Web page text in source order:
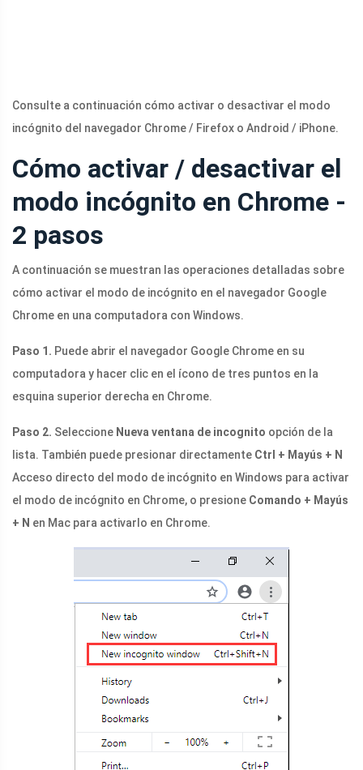
Consulte a continuación cómo activar o desactivar el modo
incógnito del navegador Chrome / Firefox o Android / iPhone.
Cómo activar / desactivar el
modo incógnito en Chrome -
2 pasos
A continuación se muestran las operaciones detalladas sobre
cómo activar el modo de incógnito en el navegador Google
Chrome en una computadora con Windows.
Paso 1. Puede abrir el navegador Google Chrome en su
computadora y hacer clic en el ícono de tres puntos en la
esquina superior derecha en Chrome.
Paso 2. Seleccione Nueva ventana de incognito opción de la
lista. También puede presionar directamente Ctrl + Mayús + N
Acceso directo del modo de incógnito en Windows para activar
el modo de incógnito en Chrome, o presione Comando + Mayús
+ N en Mac para activarlo en Chrome.